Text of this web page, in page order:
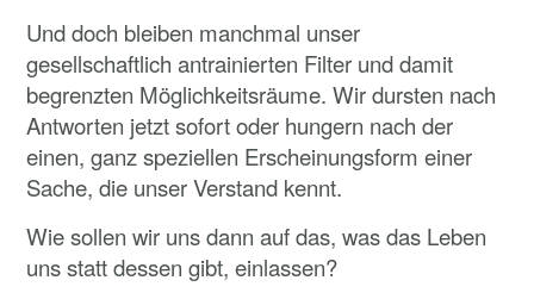
Und doch bleiben manchmal unser
gesellschaftlich antrainierten Filter und damit
begrenzten Möglichkeitsräume. Wir dursten nach
Antworten jetzt sofort oder hungern nach der
einen, ganz speziellen Erscheinungsform einer
Sache, die unser Verstand kennt.
Wie sollen wir uns dann auf das, was das Leben
uns statt dessen gibt, einlassen?